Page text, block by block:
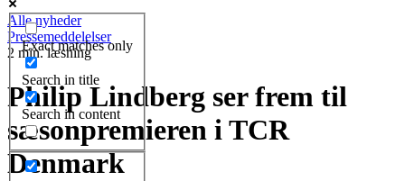
Exact matches only
Search in title
Search in content
Alle nyheder
Pressemeddelelser
2 min. læsning
Philip Lindberg ser frem til
sæsonpremieren i TCR
Denmark